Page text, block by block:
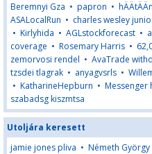
Beremnyi Gza • papron • hÄÄtÄÄn
ASALocalRun • charles wesley
• Kirlyhida • AGLstockforecast •
coverage • Rosemary Harris •
zemorvosi rendel • AvaTrade
tzsdei tlagrak • anyagvsrls •
• KatharineHepburn • Messenger
szabadsg kiszmtsa
Utoljára keresett
jamie jones pliva • Németh György